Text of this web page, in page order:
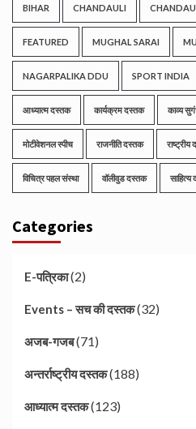
BIHAR CHANDAULI
FEATURED MUGHAL SARAI
NAGARPALIKA DDU SPORT INDIA
आध्यात्म दस्तक कार्यक्रम दस्तक काव्य
मोटीवेशनल स्पीच राजनीति दस्तक
विचित्र पहल संस्था वॉलीवुड दस्तक
Categories
E-पत्रिका(2)
Events – सच की दस्तक(32)
अजब-गजब(71)
अन्तर्राष्ट्रीय दस्तक(188)
आध्यात्म दस्तक(123)